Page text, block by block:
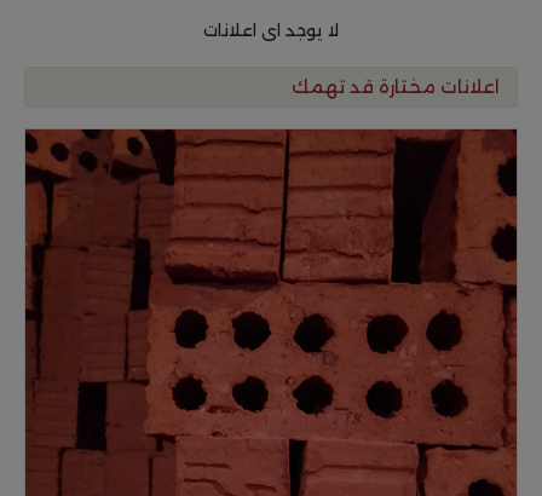
لا يوجد اى اعلانات
اعلانات مختارة قد تهمك